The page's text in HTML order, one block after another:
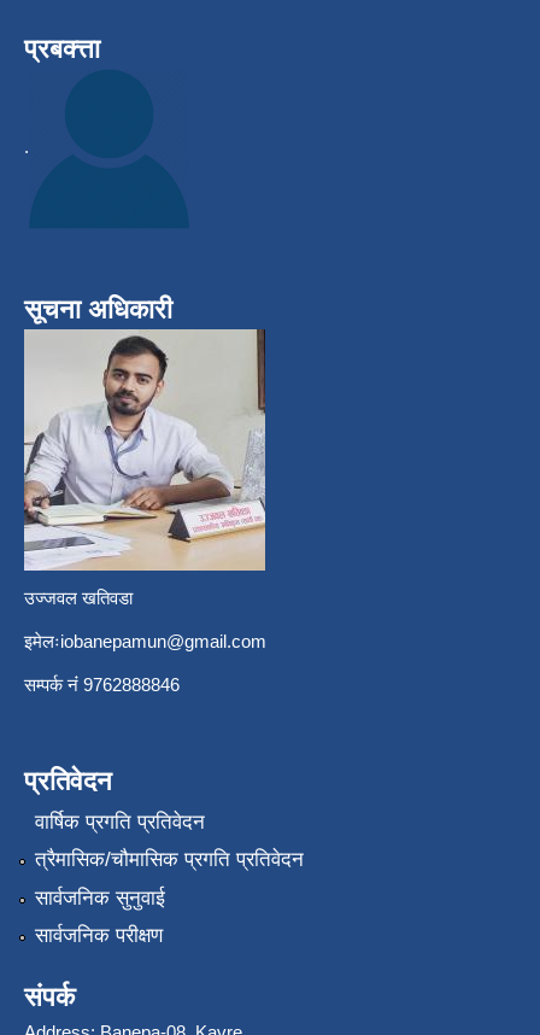
प्रबक्त्ता
.
सूचना अधिकारी
उज्जवल खतिवडा
इमेलःiobanepamun@gmail.com
सम्पर्क नंं 9762888846
प्रतिवेदन
वार्षिक प्रगति प्रतिवेदन
त्रैमासिक/चौमासिक प्रगति प्रतिवेदन
सार्वजनिक सुनुवाई
सार्वजनिक परीक्षण
संपर्क